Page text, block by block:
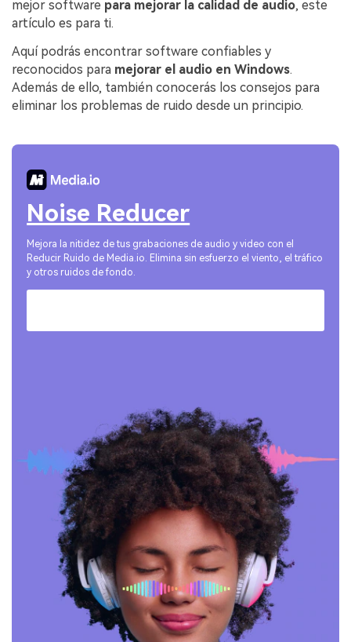
mejor software para mejorar la calidad de audio, este
artículo es para ti.
Aquí podrás encontrar software confiables y
reconocidos para mejorar el audio en Windows.
Además de ello, también conocerás los consejos para
eliminar los problemas de ruido desde un principio.
Noise Reducer
Mejora la nitidez de tus grabaciones de audio y video con el
Reducir Ruido de Media.io. Elimina sin esfuerzo el viento, el tráfico
y otros ruidos de fondo.